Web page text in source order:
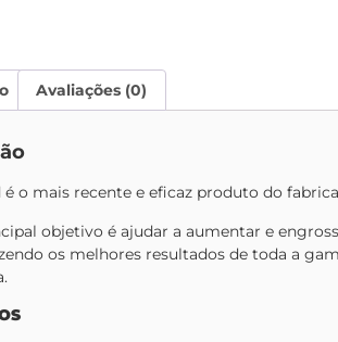
Avaliações (0)
é o mais recente e eficaz produto do
objetivo é ajudar a aumentar e
os melhores resultados de toda a